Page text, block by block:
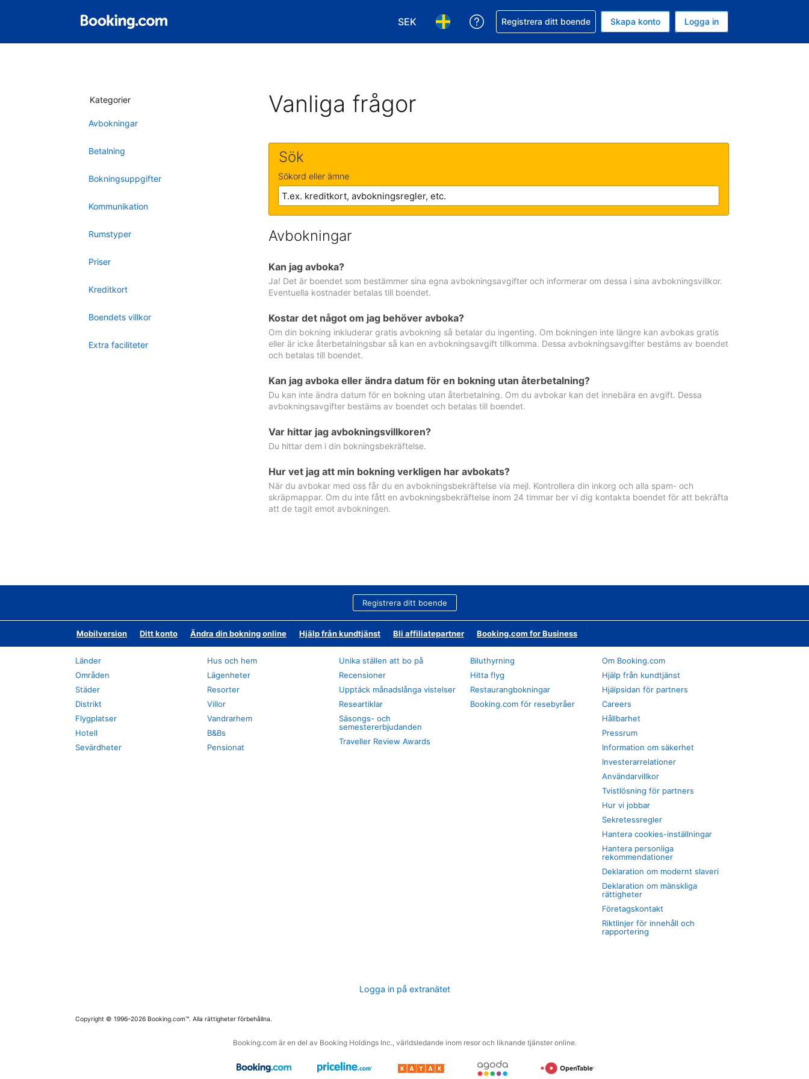
SEK
Välj valuta. Din nuvarande valuta är Svenska kronor
Välj språk. Ditt nuvarande språk är Svenska
Få hjälp med din bokning
Registrera ditt boende Skapa konto Logga in
Kategorier
Avbokningar
Betalning
Bokningsuppgifter
Kommunikation
Rumstyper
Priser
Kreditkort
Boendets villkor
Extra faciliteter
Vanliga frågor
Sök
Sökord eller ämne
Avbokningar
Kan jag avboka?
Ja! Det är boendet som bestämmer sina egna avbokningsavgifter och informerar om dessa i sina avbokningsvillkor.
Eventuella kostnader betalas till boendet.
Kostar det något om jag behöver avboka?
Om din bokning inkluderar gratis avbokning så betalar du ingenting. Om bokningen inte längre kan avbokas gratis
eller är icke återbetalningsbar så kan en avbokningsavgift tillkomma. Dessa avbokningsavgifter bestäms av boendet
och betalas till boendet.
Kan jag avboka eller ändra datum för en bokning utan återbetalning?
Du kan inte ändra datum för en bokning utan återbetalning. Om du avbokar kan det innebära en avgift. Dessa
avbokningsavgifter bestäms av boendet och betalas till boendet.
Var hittar jag avbokningsvillkoren?
Du hittar dem i din bokningsbekräftelse.
Hur vet jag att min bokning verkligen har avbokats?
När du avbokar med oss får du en avbokningsbekräftelse via mejl. Kontrollera din inkorg och alla spam- och
skräpmappar. Om du inte fått en avbokningsbekräftelse inom 24 timmar ber vi dig kontakta boendet för att bekräfta
att de tagit emot avbokningen.
Registrera ditt boende
Mobilversion Ditt konto Ändra din bokning online Hjälp från kundtjänst Bli affiliatepartner Booking.com for Business
Länder
Områden
Städer
Distrikt
Flygplatser
Hotell
Sevärdheter
Hus och hem
Lägenheter
Resorter
Villor
Vandrarhem
B&Bs
Pensionat
Unika ställen att bo på
Recensioner
Upptäck månadslånga vistelser
Researtiklar
Säsongs- och
semestererbjudanden
Traveller Review Awards
Biluthyrning
Hitta flyg
Restaurangbokningar
Booking.com för resebyråer
Om Booking.com
Hjälp från kundtjänst
Hjälpsidan för partners
Careers
Hållbarhet
Pressrum
Information om säkerhet
Investerarrelationer
Användarvillkor
Tvistlösning för partners
Hur vi jobbar
Sekretessregler
Hantera cookies-inställningar
Hantera personliga
rekommendationer
Deklaration om modernt slaveri
Deklaration om mänskliga
rättigheter
Företagskontakt
Riktlinjer för innehåll och
rapportering
Logga in på extranätet
Copyright © 1996–2026 Booking.com™. Alla rättigheter förbehållna.
Booking.com är en del av Booking Holdings Inc., världsledande inom resor och liknande tjänster online.